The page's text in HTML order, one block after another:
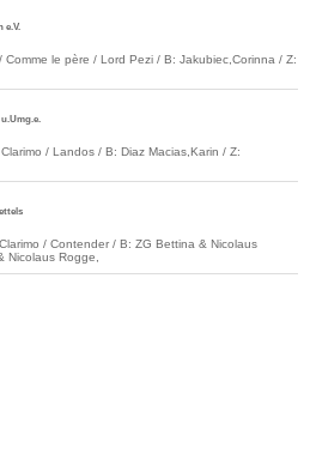
e.V.
le père / Lord Pezi / B: Jakubiec,Corinna / Z:
/ Landos / B: Diaz Macias,Karin / Z:
/ Contender / B: ZG Bettina & Nicolaus
Nicolaus Rogge,